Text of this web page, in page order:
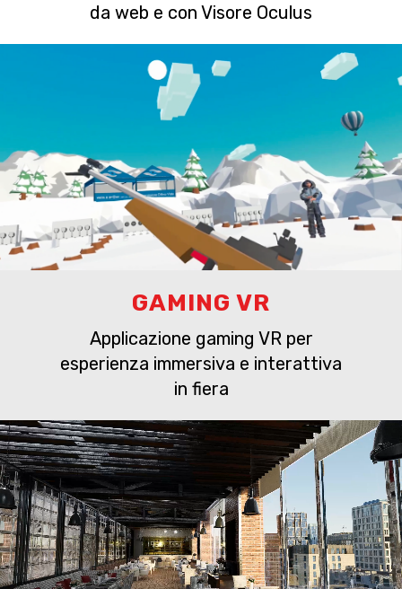
da web e con Visore Oculus
GAMING VR
Applicazione gaming VR per
esperienza immersiva e interattiva
in fiera